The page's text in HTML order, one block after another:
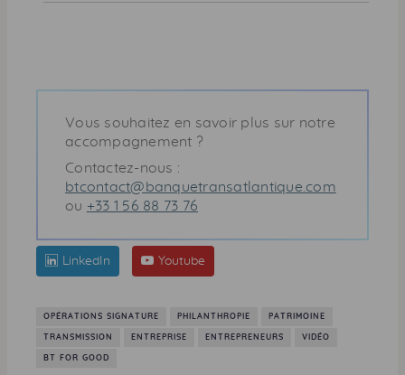
Vous souhaitez en savoir plus sur notre
accompagnement ?
Contactez-nous :
btcontact@banquetransatlantique.com
ou +33 1 56 88 73 76
LinkedIn Youtube
OPÉRATIONS SIGNATURE PHILANTHROPIE PATRIMOINE
TRANSMISSION ENTREPRISE ENTREPRENEURS VIDÉO
BT FOR GOOD